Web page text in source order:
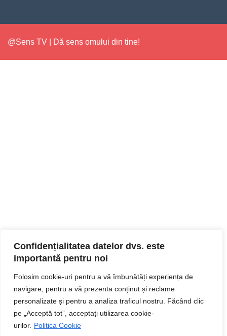
Confidențialitatea datelor dvs. este
importantă pentru noi
Folosim cookie-uri pentru a vă îmbunătăți experiența de
navigare, pentru a vă prezenta conținut și reclame
personalizate și pentru a analiza traficul nostru. Făcând clic
pe „Acceptă tot”, acceptați utilizarea cookie-
urilor. Politica Cookie
@Sens TV | Dă sens omului din tine!